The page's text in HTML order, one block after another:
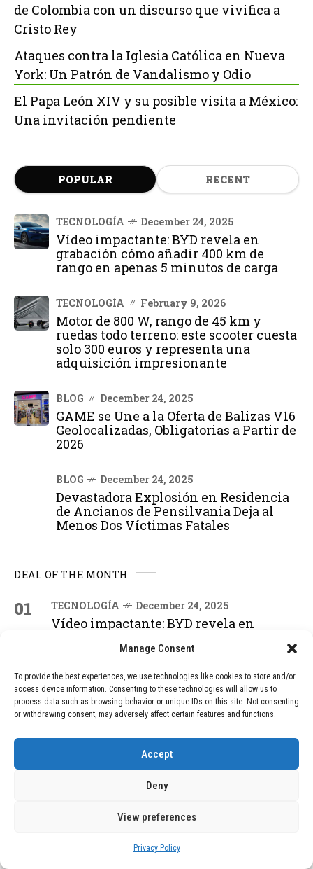
Manage Consent
To provide the best experiences, we use technologies like cookies to store and/or
access device information. Consenting to these technologies will allow us to
process data such as browsing behavior or unique IDs on this site. Not consenting
or withdrawing consent, may adversely affect certain features and functions.
Accept
Deny
View preferences
Privacy Policy
de Colombia con un discurso que vivifica a
Cristo Rey
Ataques contra la Iglesia Católica en Nueva
York: Un Patrón de Vandalismo y Odio
El Papa León XIV y su posible visita a México:
Una invitación pendiente
POPULAR RECENT
TECNOLOGÍA December 24, 2025
Vídeo impactante: BYD revela en
grabación cómo añadir 400 km de
rango en apenas 5 minutos de carga
TECNOLOGÍA February 9, 2026
Motor de 800 W, rango de 45 km y
ruedas todo terreno: este scooter cuesta
solo 300 euros y representa una
adquisición impresionante
BLOG December 24, 2025
GAME se Une a la Oferta de Balizas V16
Geolocalizadas, Obligatorias a Partir de
2026
BLOG December 24, 2025
Devastadora Explosión en Residencia
de Ancianos de Pensilvania Deja al
Menos Dos Víctimas Fatales
DEAL OF THE MONTH
01 TECNOLOGÍA December 24, 2025
Vídeo impactante: BYD revela en
en apenas 5 minutos de carga
02 TECNOLOGÍA February 9, 2026
Motor de 800 W, rango de 45 km y
solo 300 euros y representa una
adquisición impresionante
December 24, 2025
Geolocalizadas, Obligatorias a Partir de